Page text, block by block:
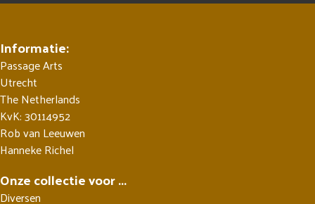
Informatie:
Passage Arts
Utrecht
The Netherlands
KvK: 30114952
Rob van Leeuwen
Hanneke Richel
Onze collectie voor ...
Diversen